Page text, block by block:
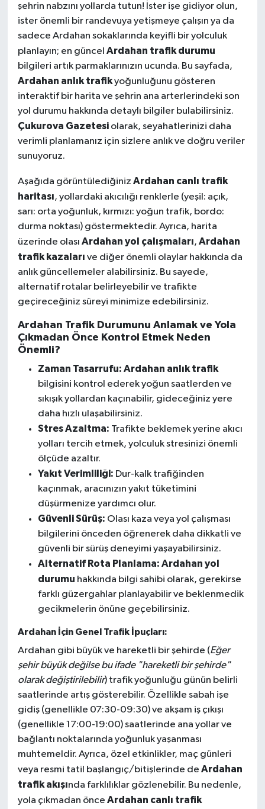
şehrin nabzını yollarda tutun! İster işe gidiyor olun,
ister önemli bir randevuya yetişmeye çalışın ya da
sadece Ardahan sokaklarında keyifli bir yolculuk
planlayın; en güncel Ardahan trafik durumu
bilgileri artık parmaklarınızın ucunda. Bu sayfada,
Ardahan anlık trafikyoğunluğunu gösteren
interaktif bir harita ve şehrin ana arterlerindeki son
yol durumu hakkında detaylı bilgiler bulabilirsiniz.
Çukurova Gazetesiolarak, seyahatlerinizi daha
verimli planlamanız için sizlere anlık ve doğru veriler
sunuyoruz.
Aşağıda görüntülediğiniz Ardahan canlı trafik
haritası, yollardaki akıcılığı renklerle (yeşil: açık,
sarı: orta yoğunluk, kırmızı: yoğun trafik, bordo:
durma noktası) göstermektedir. Ayrıca, harita
üzerinde olası Ardahan yol çalışmaları, Ardahan
trafik kazaları ve diğer önemli olaylar hakkında da
anlık güncellemeler alabilirsiniz. Bu sayede,
alternatif rotalar belirleyebilir ve trafikte
geçireceğiniz süreyi minimize edebilirsiniz.
Ardahan Trafik Durumunu Anlamak ve Yola
Çıkmadan Önce Kontrol Etmek Neden
Önemli?
Zaman Tasarrufu: Ardahan anlık trafik
bilgisini kontrol ederek yoğun saatlerden ve
sıkışık yollardan kaçınabilir, gideceğiniz yere
daha hızlı ulaşabilirsiniz.
Stres Azaltma: Trafikte beklemek yerine akıcı
yolları tercih etmek, yolculuk stresinizi önemli
ölçüde azaltır.
Yakıt Verimliliği: Dur-kalk trafiğinden
kaçınmak, aracınızın yakıt tüketimini
düşürmenize yardımcı olur.
Güvenli Sürüş: Olası kaza veya yol çalışması
bilgilerini önceden öğrenerek daha dikkatli ve
güvenli bir sürüş deneyimi yaşayabilirsiniz.
Alternatif Rota Planlama: Ardahan yol
durumu hakkında bilgi sahibi olarak, gerekirse
farklı güzergahlar planlayabilir ve beklenmedik
gecikmelerin önüne geçebilirsiniz.
Ardahan İçin Genel Trafik İpuçları:
Ardahan gibi büyük ve hareketli bir şehirde (Eğer
şehir büyük değilse bu ifade "hareketli bir şehirde"
olarak değiştirilebilir) trafik yoğunluğu günün belirli
saatlerinde artış gösterebilir. Özellikle sabah işe
gidiş (genellikle 07:30-09:30) ve akşam iş çıkışı
(genellikle 17:00-19:00) saatlerinde ana yollar ve
bağlantı noktalarında yoğunluk yaşanması
muhtemeldir. Ayrıca, özel etkinlikler, maç günleri
veya resmi tatil başlangıç/bitişlerinde de Ardahan
trafik akışında farklılıklar gözlenebilir. Bu nedenle,
yola çıkmadan önce Ardahan canlı trafik